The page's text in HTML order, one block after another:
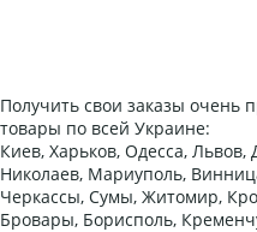
Получить свои заказы очень
товары по всей Украине:
Киев, Харьков, Одесса,
Николаев, Мариуполь,
Черкассы, Сумы, Житомир,
Бровары, Борисполь,